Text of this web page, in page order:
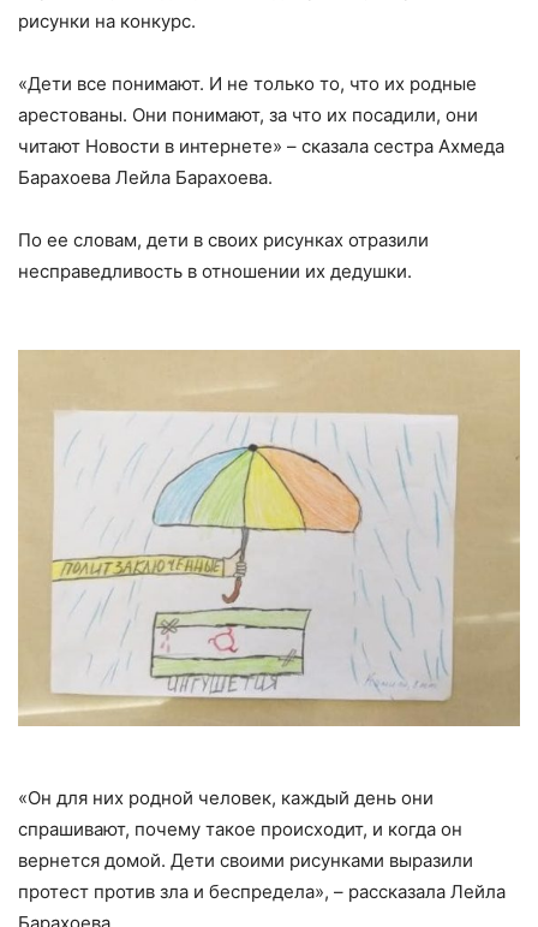
рисунки на конкурс.
«Дети все понимают. И не только то, что их родные
арестованы. Они понимают, за что их посадили, они
читают Новости в интернете» – сказала сестра Ахмеда
Барахоева Лейла Барахоева.
По ее словам, дети в своих рисунках отразили
несправедливость в отношении их дедушки.
«Он для них родной человек, каждый день они
спрашивают, почему такое происходит, и когда он
вернется домой. Дети своими рисунками выразили
протест против зла и беспредела», – рассказала Лейла